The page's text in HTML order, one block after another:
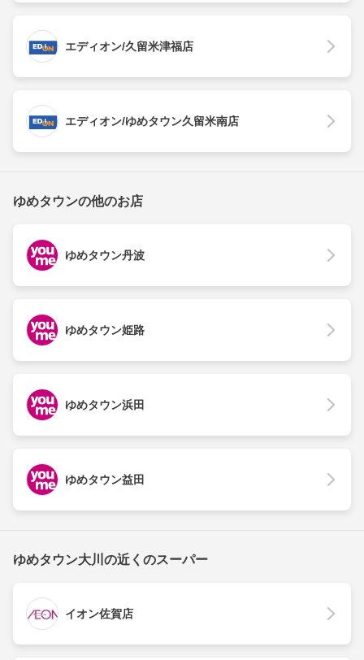
エディオン/久留米津福店
エディオン/ゆめタウン久留米南店
ゆめタウンの他のお店
ゆめタウン丹波
ゆめタウン姫路
ゆめタウン浜田
ゆめタウン益田
ゆめタウン大川の近くのスーパー
イオン佐賀店